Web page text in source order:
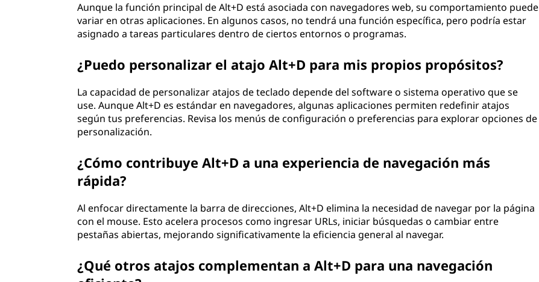
Aunque la función principal de Alt+D está asociada con navegadores web, su comportamiento puede
variar en otras aplicaciones. En algunos casos, no tendrá una función específica, pero podría estar
asignado a tareas particulares dentro de ciertos entornos o programas.
¿Puedo personalizar el atajo Alt+D para mis propios propósitos?
La capacidad de personalizar atajos de teclado depende del software o sistema operativo que se
use. Aunque Alt+D es estándar en navegadores, algunas aplicaciones permiten redefinir atajos
según tus preferencias. Revisa los menús de configuración o preferencias para explorar opciones de
personalización.
¿Cómo contribuye Alt+D a una experiencia de navegación más
rápida?
Al enfocar directamente la barra de direcciones, Alt+D elimina la necesidad de navegar por la página
con el mouse. Esto acelera procesos como ingresar URLs, iniciar búsquedas o cambiar entre
pestañas abiertas, mejorando significativamente la eficiencia general al navegar.
¿Qué otros atajos complementan a Alt+D para una navegación